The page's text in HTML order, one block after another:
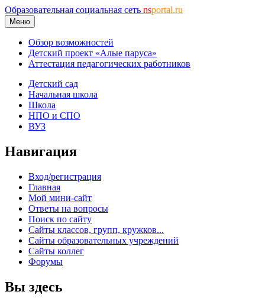
Образовательная социальная сеть nsportal.ru
Меню
Обзор возможностей
Детский проект «Алые паруса»
Аттестация педагогических работников
Детский сад
Начальная школа
Школа
НПО и СПО
ВУЗ
Навигация
Вход/регистрация
Главная
Мой мини-сайт
Ответы на вопросы
Поиск по сайту
Сайты классов, групп, кружков...
Сайты образовательных учреждений
Сайты коллег
Форумы
Вы здесь